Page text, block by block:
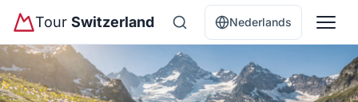
Tour Switzerland Nederlands